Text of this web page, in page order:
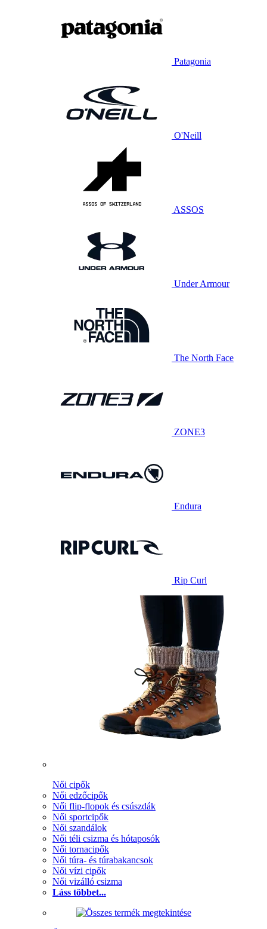
Patagonia
O'Neill
ASSOS
Under Armour
The North Face
ZONE3
Endura
Rip Curl
Női cipők
Női edzőcipők
Női flip-flopok és csúszdák
Női sportcipők
Női szandálok
Női téli csizma és hótaposók
Női tornacipők
Női túra- és túrabakancsok
Női vízi cipők
Női vizálló csizma
Láss többet...